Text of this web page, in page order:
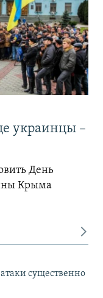
украинцы –
День
Крыма
существенно